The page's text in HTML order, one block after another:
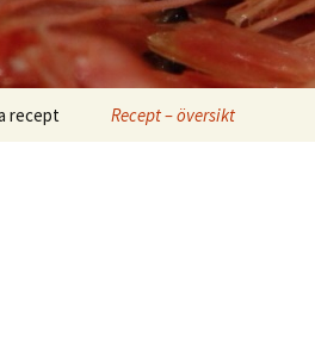
recept Recept – översikt